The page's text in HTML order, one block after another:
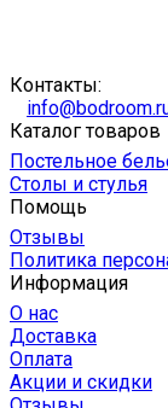
Контакты:
Каталог товаров
Постельное
Столы и стулья
Помощь
Отзывы
Политика
Информация
О нас
Доставка
Оплата
Акции и скидки